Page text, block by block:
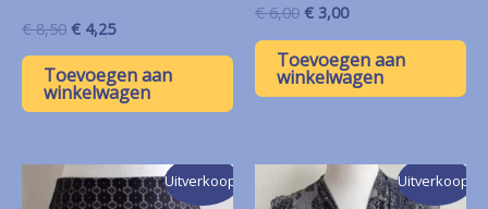
€8,50 Oorspronkelijke
was:
€ 8,50.
€ 4,25Huidige
is:
€ 4,25.
Toevoegen aan
winkelwagen
€6,00 Oorspronkelijke
was:
€ 6,00.
€ 3,00Huidige
is:
€ 3,00.
Toevoegen aan
winkelwagen
Uitverkoop! Uitverkoop!